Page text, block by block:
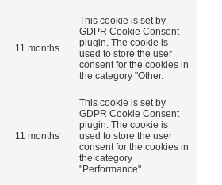
11 months
This cookie is set by
GDPR Cookie Consent
plugin. The cookie is
used to store the user
consent for the cookies in
the category "Other.
11 months
This cookie is set by
GDPR Cookie Consent
plugin. The cookie is
used to store the user
consent for the cookies in
the category
"Performance".